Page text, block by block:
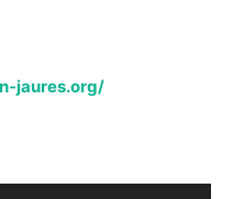
jaures.org/